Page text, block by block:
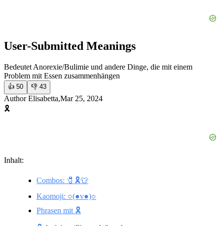
User-Submitted Meanings
Bedeutet Anorexie/Bulimie und andere Dinge, die mit einem
Problem mit Essen zusammenhängen
👍 50 👎 43
Author Elisabetta,Mar 25, 2024
🎗️
Inhalt:
Combos: 🧷🎗️👕
Kaomoji: ○(●v●)○
Phrasen mit 🎗️